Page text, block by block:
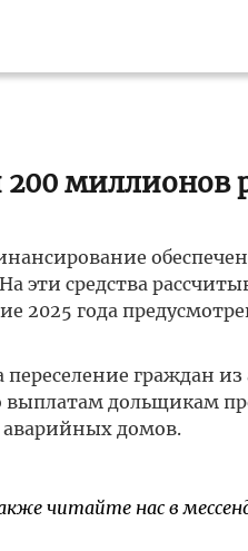
миллионов
эти средства
года
граждан
дольщикам
аварийных домов.
читайте нас в